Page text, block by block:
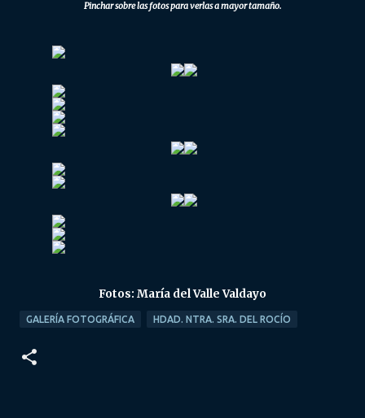
Pinchar sobre las fotos para verlas a mayor tamaño.
Fotos: María del Valle Valdayo
GALERÍA FOTOGRÁFICA HDAD. NTRA. SRA. DEL ROCÍO